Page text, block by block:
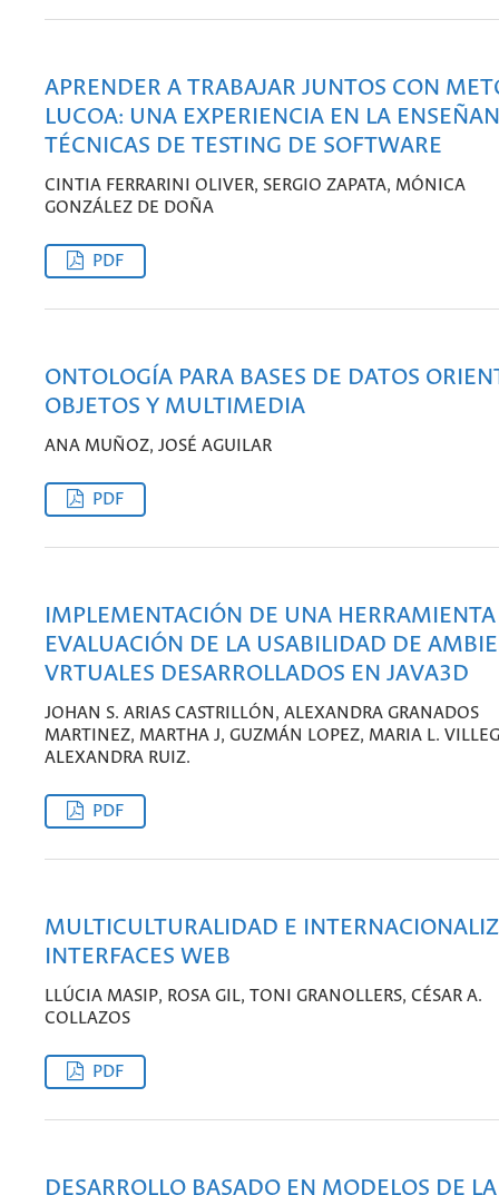
APRENDER A TRABAJAR JUNTOS CON
LUCOA: UNA EXPERIENCIA EN LA
TÉCNICAS DE TESTING DE SOFTWARE
CINTIA FERRARINI OLIVER, SERGIO ZAPATA, MÓNICA
GONZÁLEZ DE DOÑA
PDF
ONTOLOGÍA PARA BASES DE DATOS
OBJETOS Y MULTIMEDIA
ANA MUÑOZ, JOSÉ AGUILAR
PDF
IMPLEMENTACIÓN DE UNA HERRAMIENTA
EVALUACIÓN DE LA USABILIDAD DE
VRTUALES DESARROLLADOS EN JAVA3D
JOHAN S. ARIAS CASTRILLÓN, ALEXANDRA GRANADOS
MARTINEZ, MARTHA J, GUZMÁN LOPEZ, MARIA L.
ALEXANDRA RUIZ.
PDF
MULTICULTURALIDAD E
INTERFACES WEB
LLÚCIA MASIP, ROSA GIL, TONI GRANOLLERS, CÉSAR A.
COLLAZOS
PDF
DESARROLLO BASADO EN MODELOS DE